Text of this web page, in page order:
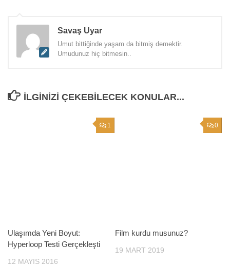
Savaş Uyar
Umut bittiğinde yaşam da bitmiş demektir.
Umudunuz hiç bitmesin..
İLGINIZI ÇEKEBILECEK KONULAR...
1
Ulaşımda Yeni Boyut:
Hyperloop Testi Gerçekleşti
12 MAYIS 2016
0
Film kurdu musunuz?
19 MART 2019